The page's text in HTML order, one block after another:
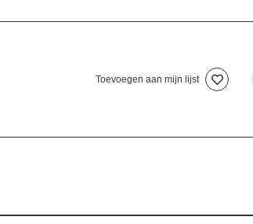
Toevoegen aan mijn lijst